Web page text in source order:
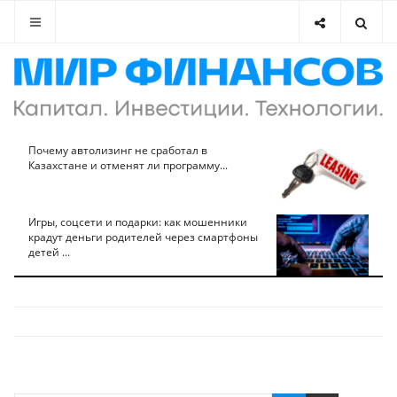
Почему автолизинг не сработал в
Казахстане и отменят ли программу...
Игры, соцсети и подарки: как мошенники
крадут деньги родителей через смартфоны
детей ...